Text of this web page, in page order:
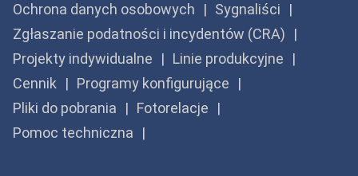
Ochrona danych osobowych
Sygnaliści
Zgłaszanie podatności i incydentów (CRA)
Projekty indywidualne
Linie produkcyjne
Cennik
Programy konfigurujące
Pliki do pobrania
Fotorelacje
Pomoc techniczna